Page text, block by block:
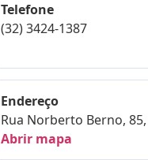
Telefone
(32) 3424-1387
Endereço
Rua Norberto Berno,
Abrir mapa